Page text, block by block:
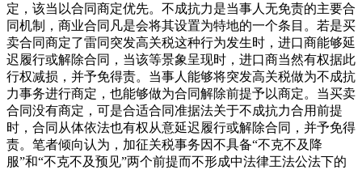
定，该当以合同商定优先。不成抗力是当事人无免责的主要合
同机制，商业合同凡是会将其设置为特地的一个条目。若是买
卖合同商定了雷同突发高关税这种行为发生时，进口商能够延
迟履行或解除合同，当该等景象呈现时，进口商当然有权据此
行权减损，并予免得责。当事人能够将突发高关税做为不成抗
力事务进行商定，也能够做为合同解除前提予以商定。当买卖
合同没有商定，可是合适合同准据法关于不成抗力合用前提
时，合同从体依法也有权从意延迟履行或解除合同，并予免得
责。笔者倾向认为，加征关税事务因不具备“不克不及降
服”和“不克不及预见”两个前提而不形成中法律王法公法下的